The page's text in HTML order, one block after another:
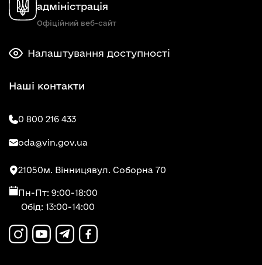
адміністрація
Офіційний веб-сайт
Налаштування доступності
Наші контакти
0 800 216 433
oda@vin.gov.ua
21050м. Вінницявул. Соборна 70
Пн-Пт: 9:00-18:00
Обід: 13:00-14:00